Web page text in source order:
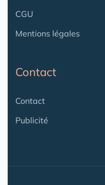
CGU
Mentions légales
Contact
Contact
Publicité